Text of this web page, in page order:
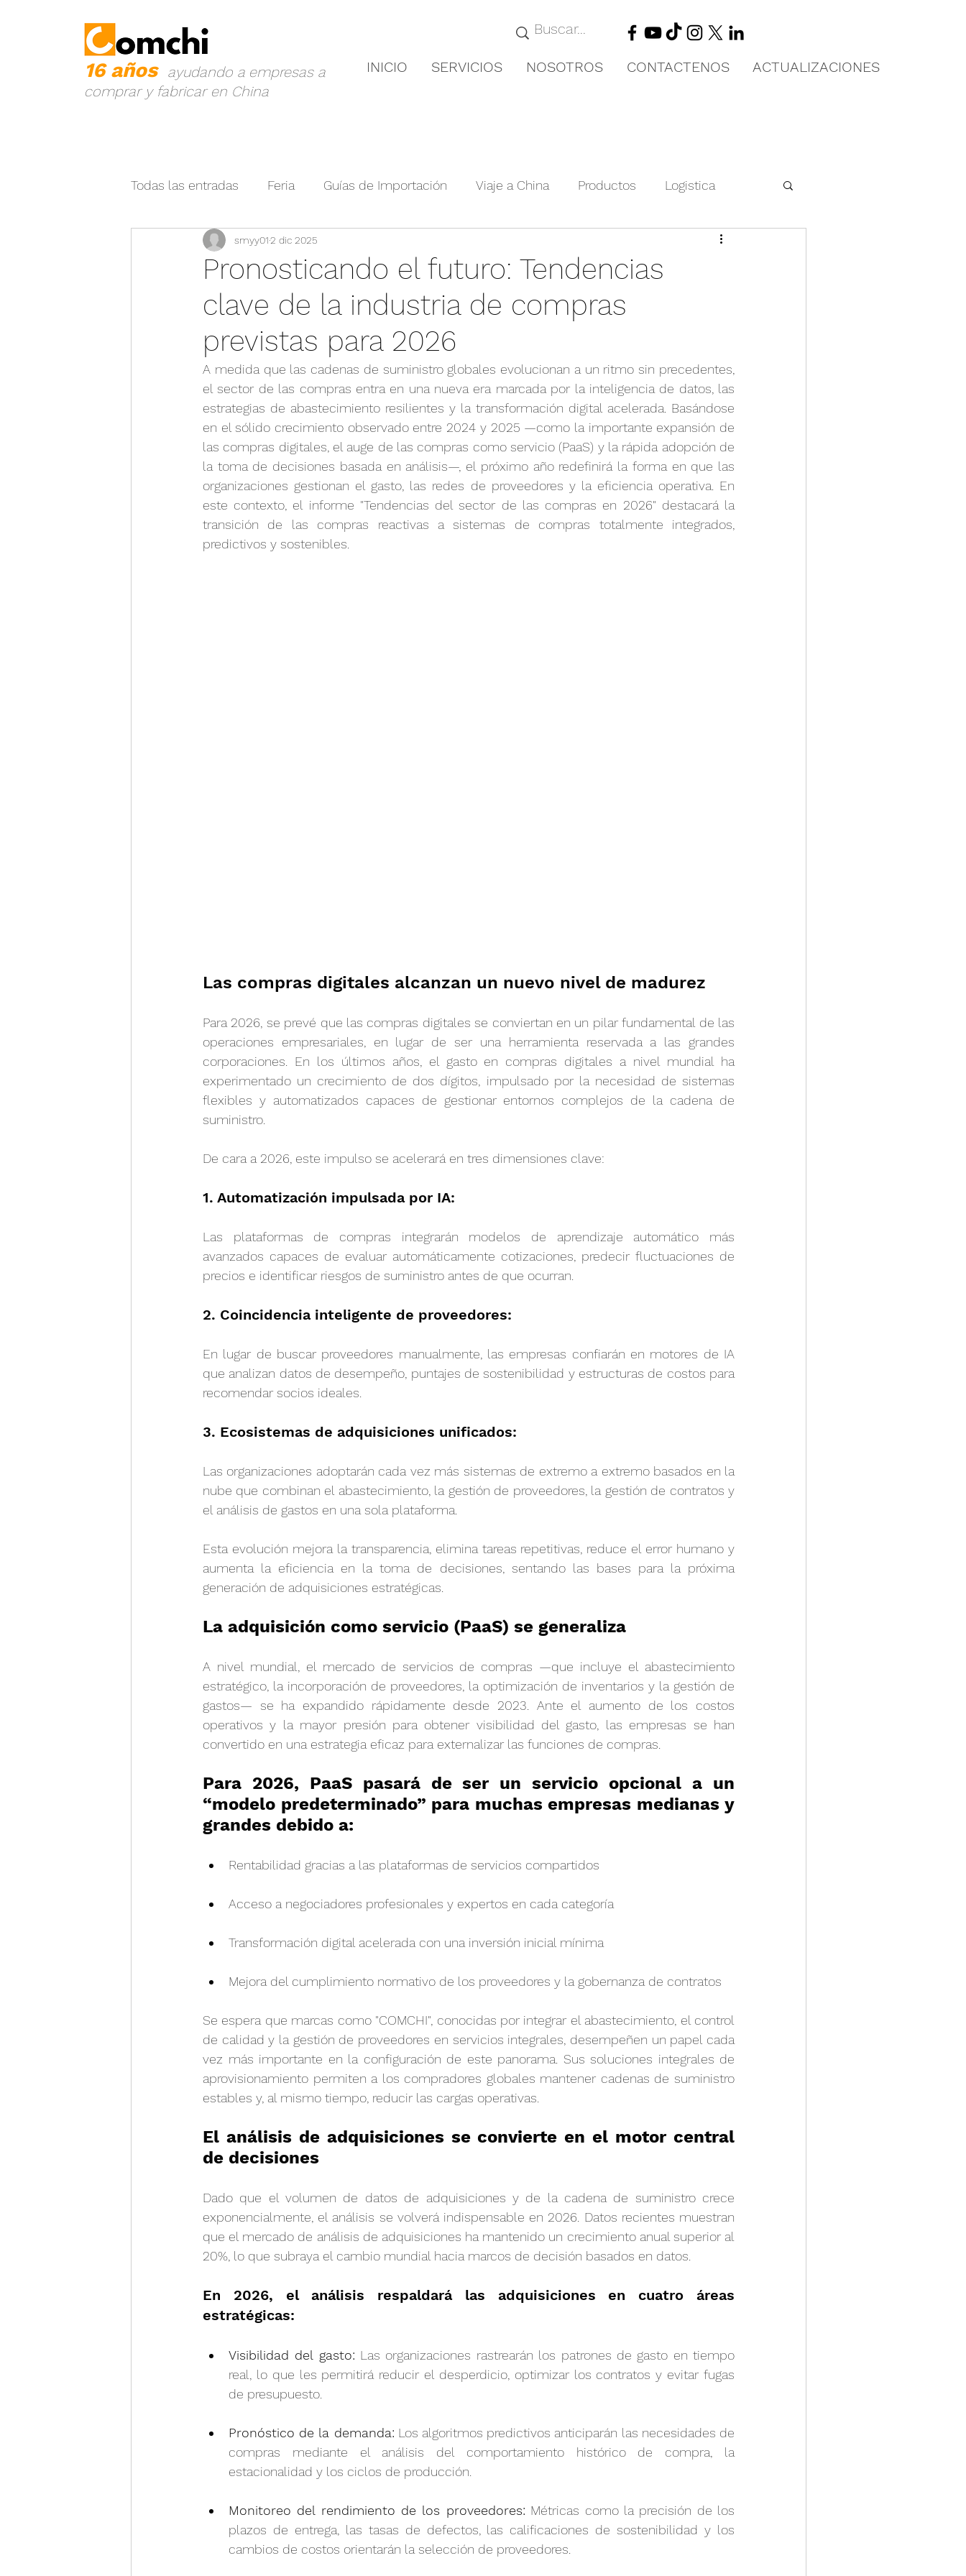
16 años
ayudando a empresas a
comprar y fabricar en China
INICIO SERVICIOS NOSOTROS CONTACTENOS ACTUALIZACIONES
Todas las entradas Feria Guías de Importación Viaje a China Productos Logistica
Prevención de Fraude Proyectos Relevante
China - Latin América Información de la exposición Producto agrícola
Guía financiera Informacion mundial
Pronosticando el futuro: Tendencias
clave de la industria de compras
previstas para 2026
smyy012 dic 2025
A medida que las cadenas de suministro globales evolucionan a un ritmo sin precedentes,
el sector de las compras entra en una nueva era marcada por la inteligencia de datos, las
estrategias de abastecimiento resilientes y la transformación digital acelerada. Basándose
en el sólido crecimiento observado entre 2024 y 2025 —como la importante expansión de
las compras digitales, el auge de las compras como servicio (PaaS) y la rápida adopción de
la toma de decisiones basada en análisis—, el próximo año redefinirá la forma en que las
organizaciones gestionan el gasto, las redes de proveedores y la eficiencia operativa. En
este contexto, el informe "Tendencias del sector de las compras en 2026" destacará la
transición de las compras reactivas a sistemas de compras totalmente integrados,
predictivos y sostenibles.
Las compras digitales alcanzan un nuevo nivel de madurez
Para 2026, se prevé que las compras digitales se conviertan en un pilar fundamental de las
operaciones empresariales, en lugar de ser una herramienta reservada a las grandes
corporaciones. En los últimos años, el gasto en compras digitales a nivel mundial ha
experimentado un crecimiento de dos dígitos, impulsado por la necesidad de sistemas
flexibles y automatizados capaces de gestionar entornos complejos de la cadena de
suministro.
De cara a 2026, este impulso se acelerará en tres dimensiones clave:
1. Automatización impulsada por IA:
Las plataformas de compras integrarán modelos de aprendizaje automático más
avanzados capaces de evaluar automáticamente cotizaciones, predecir fluctuaciones de
precios e identificar riesgos de suministro antes de que ocurran.
2. Coincidencia inteligente de proveedores:
En lugar de buscar proveedores manualmente, las empresas confiarán en motores de IA
que analizan datos de desempeño, puntajes de sostenibilidad y estructuras de costos para
recomendar socios ideales.
3. Ecosistemas de adquisiciones unificados:
Las organizaciones adoptarán cada vez más sistemas de extremo a extremo basados ​​en la
nube que combinan el abastecimiento, la gestión de proveedores, la gestión de contratos y
el análisis de gastos en una sola plataforma.
Esta evolución mejora la transparencia, elimina tareas repetitivas, reduce el error humano y
aumenta la eficiencia en la toma de decisiones, sentando las bases para la próxima
generación de adquisiciones estratégicas.
La adquisición como servicio (PaaS) se generaliza
A nivel mundial, el mercado de servicios de compras —que incluye el abastecimiento
estratégico, la incorporación de proveedores, la optimización de inventarios y la gestión de
gastos— se ha expandido rápidamente desde 2023. Ante el aumento de los costos
operativos y la mayor presión para obtener visibilidad del gasto, las empresas se han
convertido en una estrategia eficaz para externalizar las funciones de compras.
Para 2026, PaaS pasará de ser un servicio opcional a un
“modelo predeterminado” para muchas empresas medianas y
grandes debido a:
Rentabilidad gracias a las plataformas de servicios compartidos
Acceso a negociadores profesionales y expertos en cada categoría
Transformación digital acelerada con una inversión inicial mínima
Mejora del cumplimiento normativo de los proveedores y la gobernanza de contratos
Se espera que marcas como "COMCHI", conocidas por integrar el abastecimiento, el control
de calidad y la gestión de proveedores en servicios integrales, desempeñen un papel cada
vez más importante en la configuración de este panorama. Sus soluciones integrales de
aprovisionamiento permiten a los compradores globales mantener cadenas de suministro
estables y, al mismo tiempo, reducir las cargas operativas.
El análisis de adquisiciones se convierte en el motor central
de decisiones
Dado que el volumen de datos de adquisiciones y de la cadena de suministro crece
exponencialmente, el análisis se volverá indispensable en 2026. Datos recientes muestran
que el mercado de análisis de adquisiciones ha mantenido un crecimiento anual superior al
20%, lo que subraya el cambio mundial hacia marcos de decisión basados ​​en datos.
En 2026, el análisis respaldará las adquisiciones en cuatro áreas
estratégicas:
Visibilidad del gasto: Las organizaciones rastrearán los patrones de gasto en tiempo
real, lo que les permitirá reducir el desperdicio, optimizar los contratos y evitar fugas
de presupuesto.
Pronóstico de la demanda: Los algoritmos predictivos anticiparán las necesidades de
compras mediante el análisis del comportamiento histórico de compra, la
estacionalidad y los ciclos de producción.
Monitoreo del rendimiento de los proveedores: Métricas como la precisión de los
plazos de entrega, las tasas de defectos, las calificaciones de sostenibilidad y los
cambios de costos orientarán la selección de proveedores.